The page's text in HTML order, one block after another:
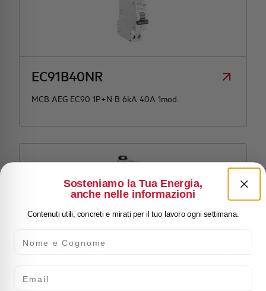
EC91B40NR
MCB AEG EC90 1P+N B 6kA 40A 1mod.
EC91B04NR
MCB AEG EC90 1P+N B 6kA 4A 1mod.
Sosteniamo la Tua Energia,
anche nelle informazioni
Contenuti utili, concreti e mirati per il tuo lavoro ogni settimana.